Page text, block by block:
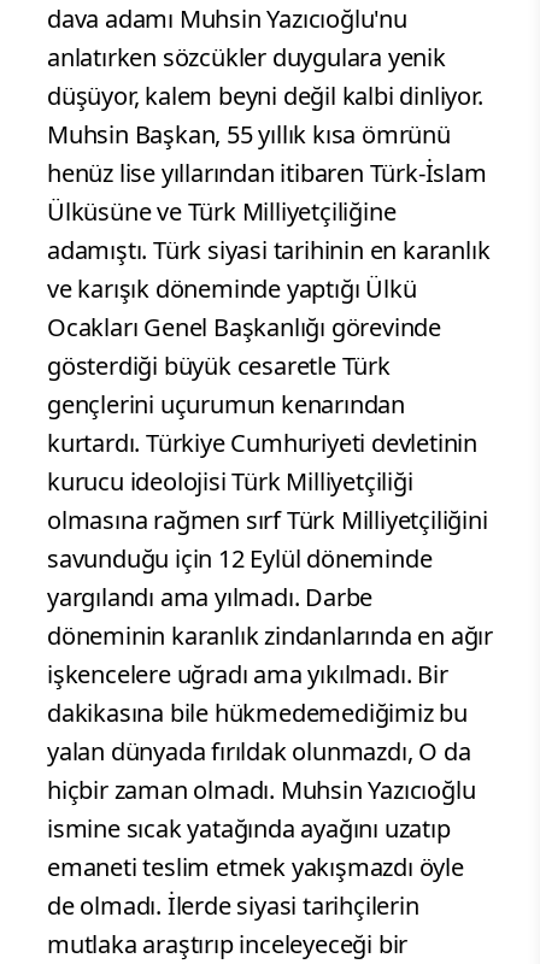
dava adamı Muhsin Yazıcıoğlu'nu
anlatırken sözcükler duygulara yenik
düşüyor, kalem beyni değil kalbi dinliyor.
Muhsin Başkan, 55 yıllık kısa ömrünü
henüz lise yıllarından itibaren Türk-İslam
Ülküsüne ve Türk Milliyetçiliğine
adamıştı. Türk siyasi tarihinin en karanlık
ve karışık döneminde yaptığı Ülkü
Ocakları Genel Başkanlığı görevinde
gösterdiği büyük cesaretle Türk
gençlerini uçurumun kenarından
kurtardı. Türkiye Cumhuriyeti devletinin
kurucu ideolojisi Türk Milliyetçiliği
olmasına rağmen sırf Türk Milliyetçiliğini
savunduğu için 12 Eylül döneminde
yargılandı ama yılmadı. Darbe
döneminin karanlık zindanlarında en ağır
işkencelere uğradı ama yıkılmadı. Bir
dakikasına bile hükmedemediğimiz bu
yalan dünyada fırıldak olunmazdı, O da
hiçbir zaman olmadı. Muhsin Yazıcıoğlu
ismine sıcak yatağında ayağını uzatıp
emaneti teslim etmek yakışmazdı öyle
de olmadı. İlerde siyasi tarihçilerin
mutlaka araştırıp inceleyeceği bir